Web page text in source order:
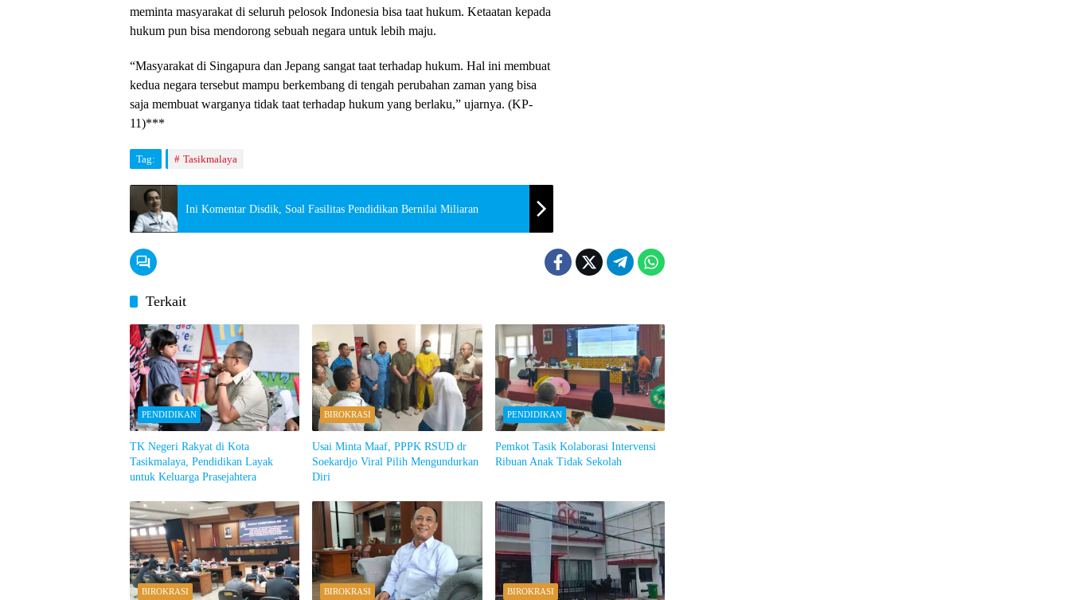
meminta masyarakat di seluruh pelosok Indonesia bisa taat hukum. Ketaatan kepada
hukum pun bisa mendorong sebuah negara untuk lebih maju.
“Masyarakat di Singapura dan Jepang sangat taat terhadap hukum. Hal ini membuat
kedua negara tersebut mampu berkembang di tengah perubahan zaman yang bisa
saja membuat warganya tidak taat terhadap hukum yang berlaku,” ujarnya. (KP-
11)***
Tag: Tasikmalaya
Ini Komentar Disdik, Soal Fasilitas Pendidikan Bernilai Miliaran
Terkait
PENDIDIKAN
TK Negeri Rakyat di Kota
Tasikmalaya, Pendidikan Layak
untuk Keluarga Prasejahtera
BIROKRASI
Usai Minta Maaf, PPPK RSUD dr
Soekardjo Viral Pilih Mengundurkan
Diri
PENDIDIKAN
Pemkot Tasik Kolaborasi Intervensi
Ribuan Anak Tidak Sekolah
BIROKRASI BIROKRASI BIROKRASI